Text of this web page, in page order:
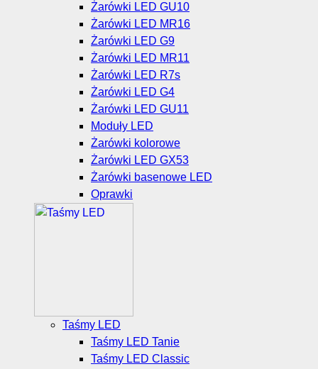
Żarówki LED GU10
Żarówki LED MR16
Żarówki LED G9
Żarówki LED MR11
Żarówki LED R7s
Żarówki LED G4
Żarówki LED GU11
Moduły LED
Żarówki kolorowe
Żarówki LED GX53
Żarówki basenowe LED
Oprawki
Taśmy LED
Taśmy LED Tanie
Taśmy LED Classic